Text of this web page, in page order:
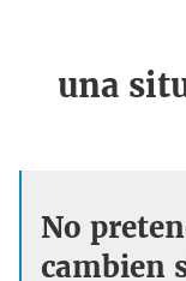
una
No
cambien